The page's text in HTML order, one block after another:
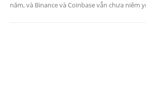
năm, và Binance và Coinbase vẫn chưa niêm